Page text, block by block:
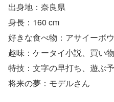
出身地：奈良県
身長：160 cm
好きな食べ物：アサイーボ
趣味：ケータイ小説、買い
特技：文字の早打ち、遊ぶ
将来の夢：モデルさん